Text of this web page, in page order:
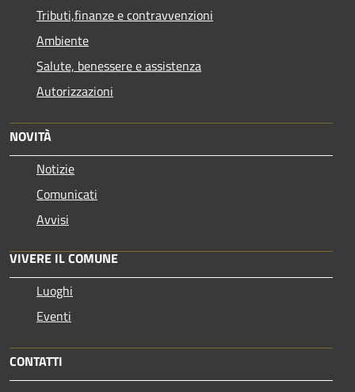
Tributi,finanze e contravvenzioni
Ambiente
Salute, benessere e assistenza
Autorizzazioni
NOVITÀ
Notizie
Comunicati
Avvisi
VIVERE IL COMUNE
Luoghi
Eventi
CONTATTI